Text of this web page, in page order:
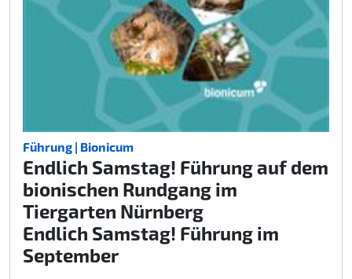
Führung | Bionicum
Endlich Samstag! Führung auf dem
bionischen Rundgang im
Tiergarten Nürnberg
Endlich Samstag! Führung im
September